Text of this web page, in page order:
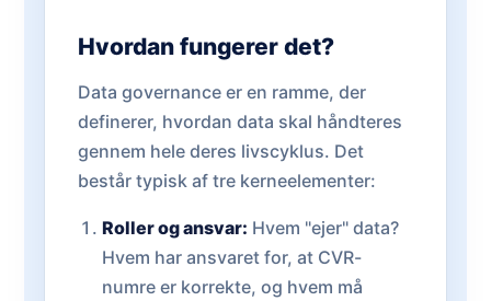
Hvordan fungerer det?
Data governance er en ramme, der
definerer, hvordan data skal håndteres
gennem hele deres livscyklus. Det
består typisk af tre kerneelementer:
Roller og ansvar: Hvem "ejer" data?
Hvem har ansvaret for, at CVR-
numre er korrekte, og hvem må